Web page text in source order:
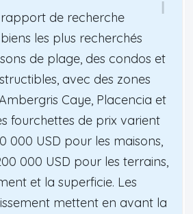
de recherche
les plus recherchés
de plage, des condos et
avec des zones
Caye, Placencia et
fourchettes de prix varient
000 USD pour les maisons,
000 USD pour les terrains,
et la superficie. Les
mettent en avant la